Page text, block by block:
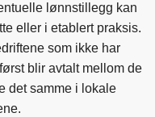
lønnstillegg kan
eller i etablert praksis.
som ikke har
blir avtalt mellom de
det samme i lokale